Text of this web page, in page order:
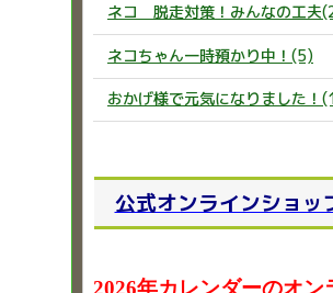
ネコ 脱走対策！みんなの工夫
ネコちゃん一時預かり中！(5)
おかげ様で元気になりました！
公式オンラインショッ
2026年カレンダーのオン